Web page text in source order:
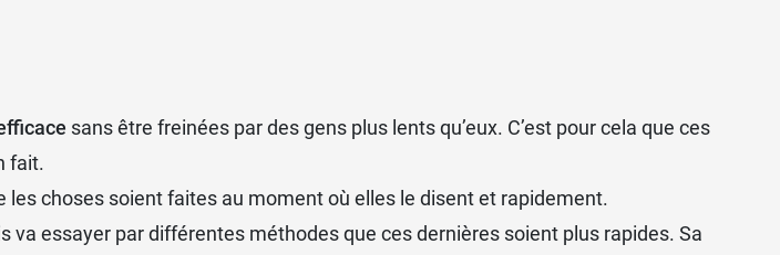
sans être freinées par des gens plus lents qu’eux. C’est pour cela que ces
fait.
choses soient faites au moment où elles le disent et rapidement.
essayer par différentes méthodes que ces dernières soient plus rapides. Sa